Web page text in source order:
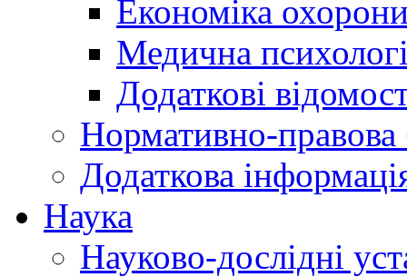
Економіка
Медична
Додаткові
Нормативно-правова
Додаткова
Наука
Науково-дослідні